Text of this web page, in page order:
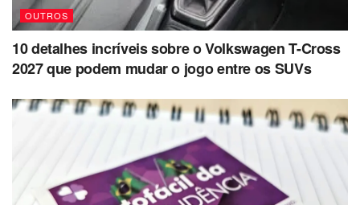
OUTROS
10 detalhes incríveis sobre o Volkswagen T-Cross
2027 que podem mudar o jogo entre os SUVs